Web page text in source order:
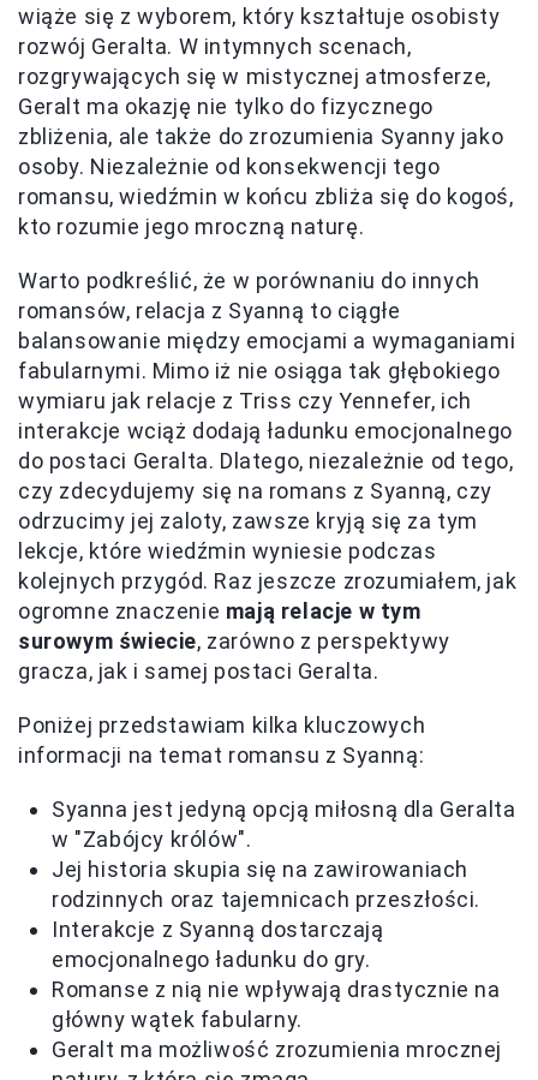
wiąże się z wyborem, który kształtuje osobisty
rozwój Geralta. W intymnych scenach,
rozgrywających się w mistycznej atmosferze,
Geralt ma okazję nie tylko do fizycznego
zbliżenia, ale także do zrozumienia Syanny jako
osoby. Niezależnie od konsekwencji tego
romansu, wiedźmin w końcu zbliża się do kogoś,
kto rozumie jego mroczną naturę.
Warto podkreślić, że w porównaniu do innych
romansów, relacja z Syanną to ciągłe
balansowanie między emocjami a wymaganiami
fabularnymi. Mimo iż nie osiąga tak głębokiego
wymiaru jak relacje z Triss czy Yennefer, ich
interakcje wciąż dodają ładunku emocjonalnego
do postaci Geralta. Dlatego, niezależnie od tego,
czy zdecydujemy się na romans z Syanną, czy
odrzucimy jej zaloty, zawsze kryją się za tym
lekcje, które wiedźmin wyniesie podczas
kolejnych przygód. Raz jeszcze zrozumiałem, jak
ogromne znaczenie mają relacje w tym
surowym świecie, zarówno z perspektywy
gracza, jak i samej postaci Geralta.
Poniżej przedstawiam kilka kluczowych
informacji na temat romansu z Syanną:
Syanna jest jedyną opcją miłosną dla Geralta
w "Zabójcy królów".
Jej historia skupia się na zawirowaniach
rodzinnych oraz tajemnicach przeszłości.
Interakcje z Syanną dostarczają
emocjonalnego ładunku do gry.
Romanse z nią nie wpływają drastycznie na
główny wątek fabularny.
Geralt ma możliwość zrozumienia mrocznej